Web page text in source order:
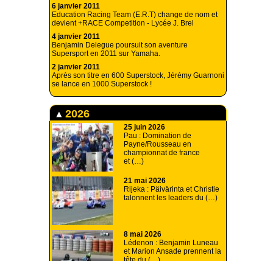
6 janvier 2011
Education Racing Team (E.R.T) change de nom et
devient +RACE Competition - Lycée J. Brel
4 janvier 2011
Benjamin Delegue poursuit son aventure
Supersport en 2011 sur Yamaha.
2 janvier 2011
Après son titre en 600 Superstock, Jérémy Guarnoni
se lance en 1000 Superstock !
2026
25 juin 2026
Pau : Domination de
Payne/Rousseau en
championnat de france
et (…)
21 mai 2026
Rijeka : Päivärinta et Christie
talonnent les leaders du (…)
8 mai 2026
Lédenon : Benjamin Luneau
et Marion Ansade prennent la